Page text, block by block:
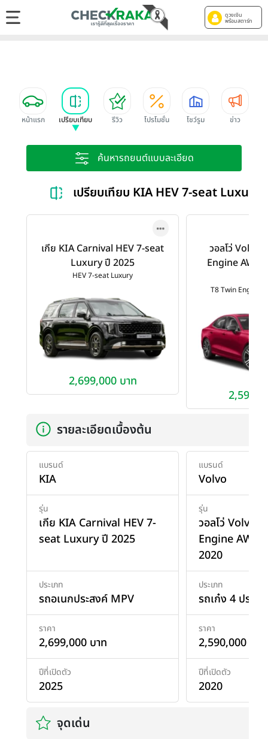
ดูวงเงิน
พร้อมสตาร์ท
หน้าแรก เปรียบเทียบ รีวิว โปรโมชั่น โชว์รูม ข่าว
ค้นหารถยนต์แบบละเอียด
เปรียบเทียบ KIA HEV 7-seat
เกีย KIA Carnival HEV 7-seat
Luxury ปี 2025
HEV 7-seat Luxury
2,699,000 บาท
วอลโว่ Volvo
Engine AWD
T8 Twin Engine
รายละเอียดเบื้องต้น
แบรนด์
KIA
รุ่น
เกีย KIA Carnival HEV 7-
seat Luxury ปี 2025
ประเภท
รถอเนกประสงค์ MPV
ราคา
2,699,000 บาท
ปีที่เปิดตัว
2025
แบรนด์
Volvo
รุ่น
วอลโว่ Volvo
Engine AWD
2020
ประเภท
รถเก๋ง 4 ประตู
ราคา
2,590,000 บาท
ปีที่เปิดตัว
2020
จุดเด่น